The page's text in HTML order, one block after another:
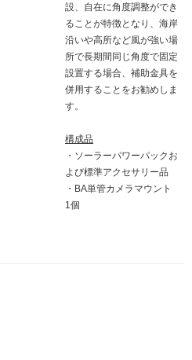
設、自在に角度調整ができ
ることが特徴となり、海岸
沿いや高所など風が強い場
所で長期間同じ角度で固定
設置する場合、補助金具を
併用することをお勧めしま
す。
構成品
・ソーラーパワーパックお
よび標準アクセサリー品
・BA単管カメラマウント
1個